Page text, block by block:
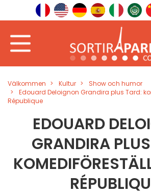
Välkommen Kultur
Show och humor
Edouard Deloignon Grandira plus Tard:
République
EDOUARD
GRANDIRA